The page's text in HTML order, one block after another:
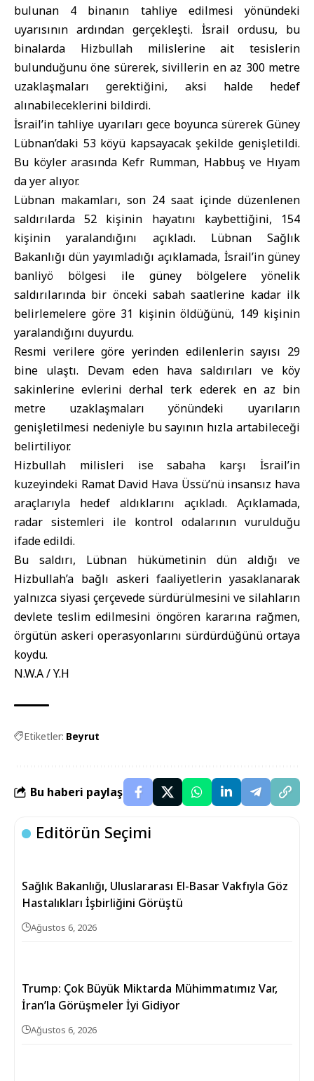
bulunan 4 binanın tahliye edilmesi yönündeki
uyarısının ardından gerçekleşti. İsrail ordusu, bu
binalarda Hizbullah milislerine ait tesislerin
bulunduğunu öne sürerek, sivillerin en az 300 metre
uzaklaşmaları gerektiğini, aksi halde hedef
alınabileceklerini bildirdi.
İsrail’in tahliye uyarıları gece boyunca sürerek Güney
Lübnan’daki 53 köyü kapsayacak şekilde genişletildi.
Bu köyler arasında Kefr Rumman, Habbuş ve Hıyam
da yer alıyor.
Lübnan makamları, son 24 saat içinde düzenlenen
saldırılarda 52 kişinin hayatını kaybettiğini, 154
kişinin yaralandığını açıkladı. Lübnan Sağlık
Bakanlığı dün yayımladığı açıklamada, İsrail’in güney
banliyö bölgesi ile güney bölgelere yönelik
saldırılarında bir önceki sabah saatlerine kadar ilk
belirlemelere göre 31 kişinin öldüğünü, 149 kişinin
yaralandığını duyurdu.
Resmi verilere göre yerinden edilenlerin sayısı 29
bine ulaştı. Devam eden hava saldırıları ve köy
sakinlerine evlerini derhal terk ederek en az bin
metre uzaklaşmaları yönündeki uyarıların
genişletilmesi nedeniyle bu sayının hızla artabileceği
belirtiliyor.
Hizbullah milisleri ise sabaha karşı İsrail’in
kuzeyindeki Ramat David Hava Üssü’nü insansız hava
araçlarıyla hedef aldıklarını açıkladı. Açıklamada,
radar sistemleri ile kontrol odalarının vurulduğu
ifade edildi.
Bu saldırı, Lübnan hükümetinin dün aldığı ve
Hizbullah’a bağlı askeri faaliyetlerin yasaklanarak
yalnızca siyasi çerçevede sürdürülmesini ve silahların
devlete teslim edilmesini öngören kararına rağmen,
örgütün askeri operasyonlarını sürdürdüğünü ortaya
koydu.
N.W.A / Y.H
Etiketler: Beyrut
Bu haberi paylaş
Editörün Seçimi
Sağlık Bakanlığı, Uluslararası El-Basar Vakfıyla Göz
Hastalıkları İşbirliğini Görüştü
Ağustos 6, 2026
Trump: Çok Büyük Miktarda Mühimmatımız Var,
İran’la Görüşmeler İyi Gidiyor
Ağustos 6, 2026